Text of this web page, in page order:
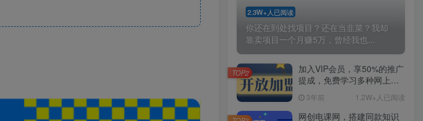
2.3W+人已阅读
你还在到处找项目？还在当韭菜？我却
靠卖项目一个月赚5万，曾经我也...
加入VIP会员，享50%的推广
提成，免费学习多种网上创
3年前 1.2W+人已阅读
TOP2
网创电课网，搭建同款知识